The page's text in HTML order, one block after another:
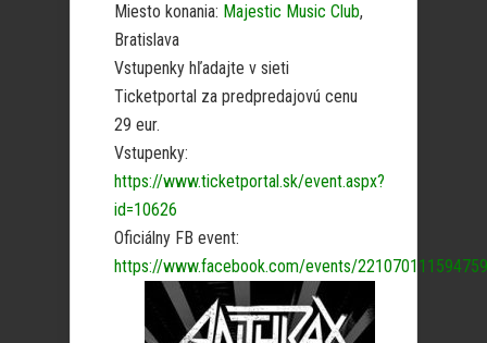
Miesto konania: Majestic Music Club,
Bratislava
Vstupenky hľadajte v sieti
Ticketportal za predpredajovú cenu
29 eur.
Vstupenky:
https://www.ticketportal.sk/event.aspx?
id=10626
Oficiálny FB event:
https://www.facebook.com/events/